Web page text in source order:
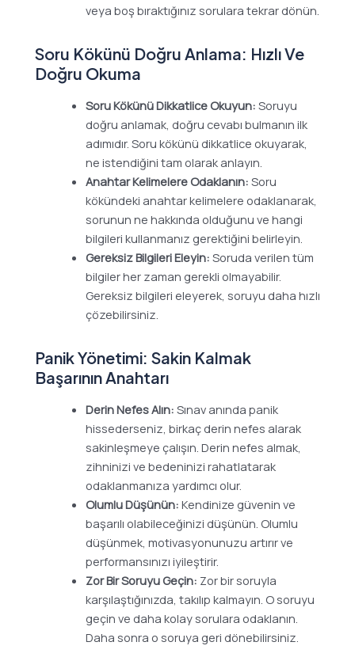
veya boş bıraktığınız sorulara tekrar dönün.
Soru Kökünü Doğru Anlama: Hızlı Ve
Doğru Okuma
Soru Kökünü Dikkatlice Okuyun: Soruyu
doğru anlamak, doğru cevabı bulmanın ilk
adımıdır. Soru kökünü dikkatlice okuyarak,
ne istendiğini tam olarak anlayın.
Anahtar Kelimelere Odaklanın: Soru
kökündeki anahtar kelimelere odaklanarak,
sorunun ne hakkında olduğunu ve hangi
bilgileri kullanmanız gerektiğini belirleyin.
Gereksiz Bilgileri Eleyin: Soruda verilen tüm
bilgiler her zaman gerekli olmayabilir.
Gereksiz bilgileri eleyerek, soruyu daha hızlı
çözebilirsiniz.
Panik Yönetimi: Sakin Kalmak
Başarının Anahtarı
Derin Nefes Alın: Sınav anında panik
hissederseniz, birkaç derin nefes alarak
sakinleşmeye çalışın. Derin nefes almak,
zihninizi ve bedeninizi rahatlatarak
odaklanmanıza yardımcı olur.
Olumlu Düşünün: Kendinize güvenin ve
başarılı olabileceğinizi düşünün. Olumlu
düşünmek, motivasyonunuzu artırır ve
performansınızı iyileştirir.
Zor Bir Soruyu Geçin: Zor bir soruyla
karşılaştığınızda, takılıp kalmayın. O soruyu
geçin ve daha kolay sorulara odaklanın.
Daha sonra o soruya geri dönebilirsiniz.